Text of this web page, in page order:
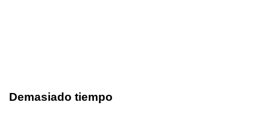
Demasiado tiempo